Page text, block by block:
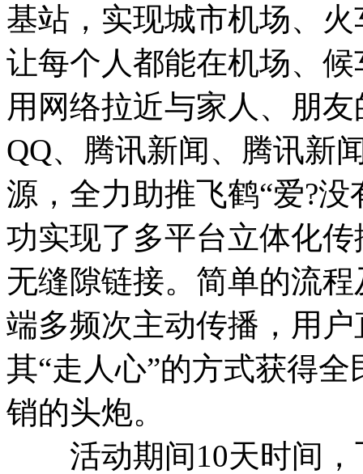
基站，实现城市机场、
让每个人都能在机场、
用网络拉近与家人、朋
QQ、腾讯新闻、腾讯新
源，全力助推飞鹤“爱?
功实现了多平台立体化
无缝隙链接。简单的流
端多频次主动传播，用
其“走人心”的方式获得
销的头炮。
活动期间10天时间，